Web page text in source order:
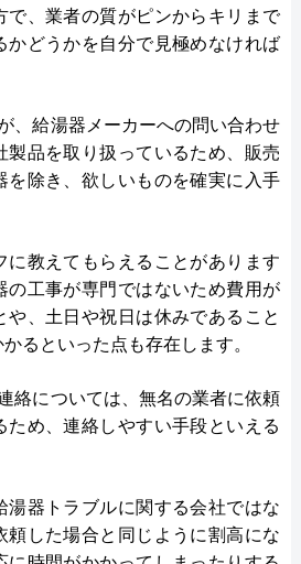
で、業者の質がピンからキリまで
かどうかを自分で見極めなければ
、給湯器メーカーへの問い合わせ
製品を取り扱っているため、販売
を除き、欲しいものを確実に入手
に教えてもらえることがあります
の工事が専門ではないため費用が
や、土日や祝日は休みであること
るといった点も存在します。
絡については、無名の業者に依頼
ため、連絡しやすい手段といえる
湯器トラブルに関する会社ではな
頼した場合と同じように割高にな